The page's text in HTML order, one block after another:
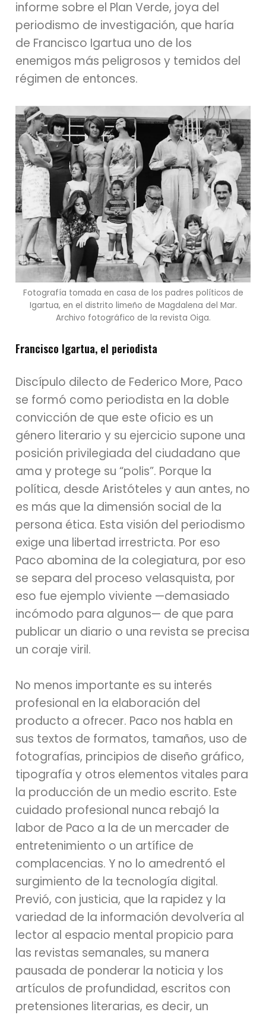
informe sobre el Plan Verde, joya del
periodismo de investigación, que haría
de Francisco Igartua uno de los
enemigos más peligrosos y temidos del
régimen de entonces.
Fotografía tomada en casa de los padres políticos de
Igartua, en el distrito limeño de Magdalena del Mar.
Archivo fotográfico de la revista Oiga.
Francisco Igartua, el periodista
Discípulo dilecto de Federico More, Paco
se formó como periodista en la doble
convicción de que este oficio es un
género literario y su ejercicio supone una
posición privilegiada del ciudadano que
ama y protege su “polis”. Porque la
política, desde Aristóteles y aun antes, no
es más que la dimensión social de la
persona ética. Esta visión del periodismo
exige una libertad irrestricta. Por eso
Paco abomina de la colegiatura, por eso
se separa del proceso velasquista, por
eso fue ejemplo viviente —demasiado
incómodo para algunos— de que para
publicar un diario o una revista se precisa
un coraje viril.
No menos importante es su interés
profesional en la elaboración del
producto a ofrecer. Paco nos habla en
sus textos de formatos, tamaños, uso de
fotografías, principios de diseño gráfico,
tipografía y otros elementos vitales para
la producción de un medio escrito. Este
cuidado profesional nunca rebajó la
labor de Paco a la de un mercader de
entretenimiento o un artífice de
complacencias. Y no lo amedrentó el
surgimiento de la tecnología digital.
Previó, con justicia, que la rapidez y la
variedad de la información devolvería al
lector al espacio mental propicio para
las revistas semanales, su manera
pausada de ponderar la noticia y los
artículos de profundidad, escritos con
pretensiones literarias, es decir, un